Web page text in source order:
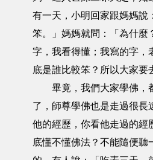
有一天，小明回家跟媽媽說
笨。」媽媽就問：「為什麼
字，我看得懂；我寫的字，
底是誰比較笨？所以大家要
畢竟，我們大家學佛，
了，師尊學佛也是走過很長
他的經歷，你看他走過的經
底懂不懂佛法？不能隨便聽